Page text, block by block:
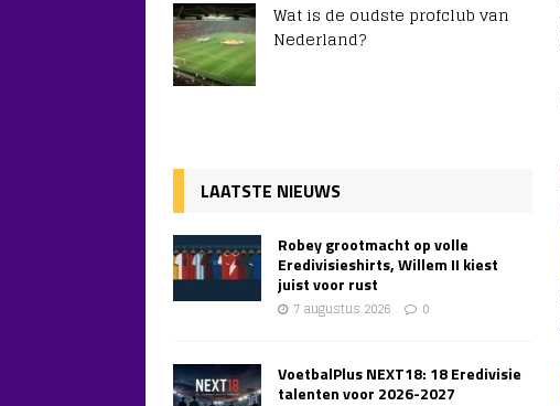
Wat is de oudste profclub van
Nederland?
LAATSTE NIEUWS
Robey grootmacht op volle
Eredivisieshirts, Willem II kiest
juist voor rust
7 augustus 2026 0
VoetbalPlus NEXT18: 18 Eredivisie
talenten voor 2026-2027